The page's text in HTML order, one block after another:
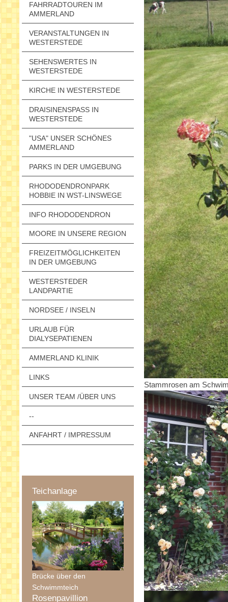
FAHRRADTOUREN IM
AMMERLAND
VERANSTALTUNGEN IN
WESTERSTEDE
SEHENSWERTES IN
WESTERSTEDE
KIRCHE IN WESTERSTEDE
DRAISINENSPASS IN W
ESTERSTEDE
"USA" UNSER SCHÖNES
AMMERLAND
PARKS IN DER UMGEBUNG
RHODODENDRONPARK
HOBBIE IN WST-LINSWEGE
INFO RHODODENDRON
MOORE IN UNSERE REGION
FREIZEITMÖGLICHKEITEN
IN DER UMGEBUNG
WESTERSTEDER
LANDPARTIE
NORDSEE / INSELN
URLAUB FÜR
DIALYSEPATIENEN
AMMERLAND KLINIK
LINKS
UNSER TEAM /ÜBER UNS
--
ANFAHRT / IMPRESSUM
Teichanlage
Brücke über den
Schwimmteich
Rosenpavillion
Stammrosen am